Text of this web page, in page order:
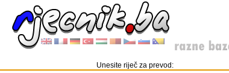
Unesite riječ za prevod: